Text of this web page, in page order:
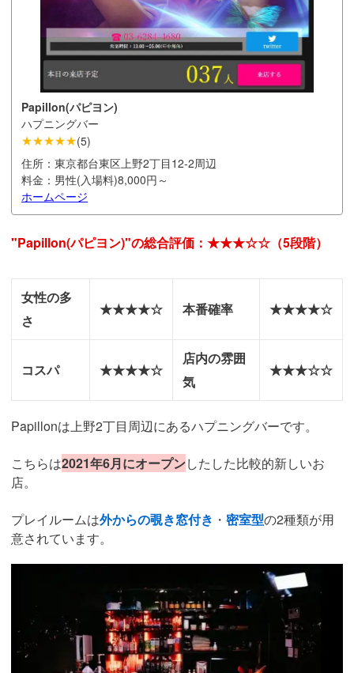
Papillon(パピヨン)
ハプニングバー
★★★★★(5)
住所： 東京都台東区上野2丁目12-2周辺
料金： 男性(入場料)8,000円～
ホームページ
"Papillon(パピヨン)"の総合評価：★★★☆☆（5段階）
女性の多
さ
★★★★☆ 本番確率 ★★★★☆
コスパ ★★★★☆
店内の雰囲
気
★★★☆☆
Papillonは上野2丁目周辺にあるハプニングバーです。
こちらは2021年6月にオープンしたした比較的新しいお
店。
プレイルームは外からの覗き窓付き ・ 密室型の2種類が用
意されています。